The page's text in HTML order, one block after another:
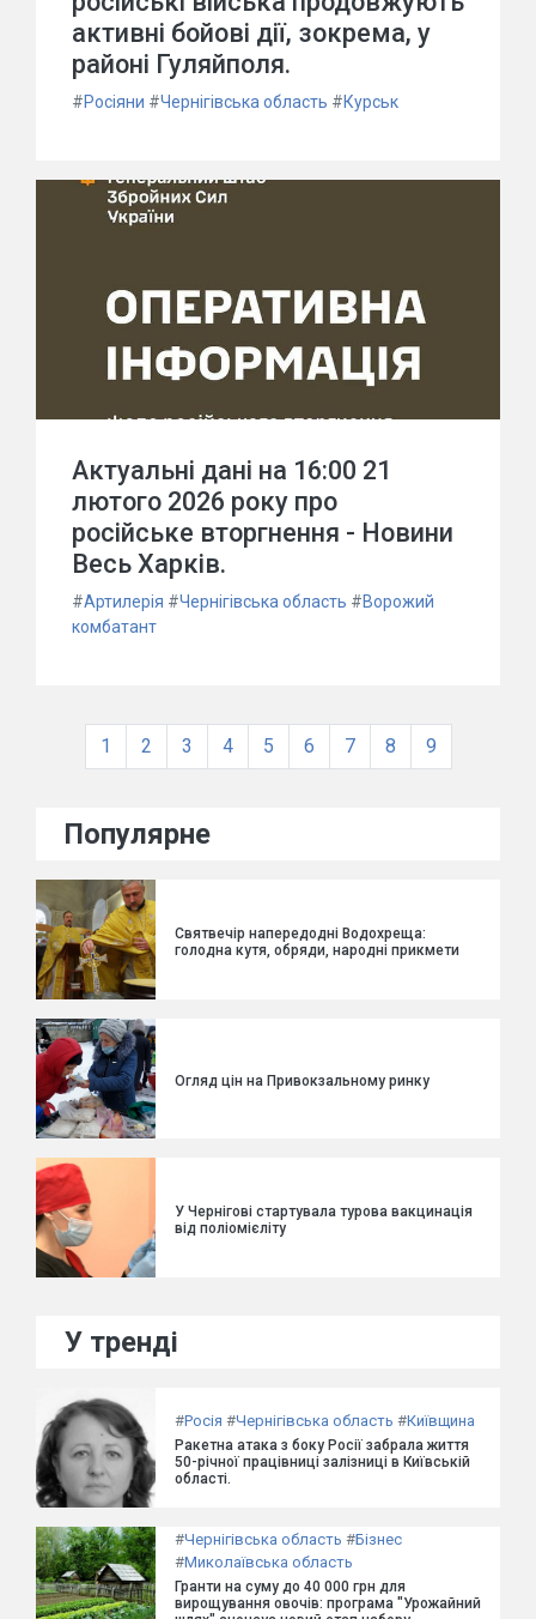
активні бойові дії, зокрема, у
районі Гуляйполя.
#Росіяни #Чернігівська область #Курськ
Актуальні дані на 16:00 21
лютого 2026 року про
російське вторгнення - Новини
Весь Харків.
#Артилерія #Чернігівська область #Ворожий
комбатант
1 2 3 4 5 6 7 8 9
Популярне
Святвечір напередодні Водохреща:
голодна кутя, обряди, народні прикмети
Огляд цін на Привокзальному ринку
У Чернігові стартувала турова вакцинація
від поліомієліту
У тренді
#Росія #Чернігівська область #Київщина
Ракетна атака з боку Росії забрала життя
50-річної працівниці залізниці в Київській
області.
#Чернігівська область #Бізнес
#Миколаївська область
Гранти на суму до 40 000 грн для
вирощування овочів: програма "Урожайний